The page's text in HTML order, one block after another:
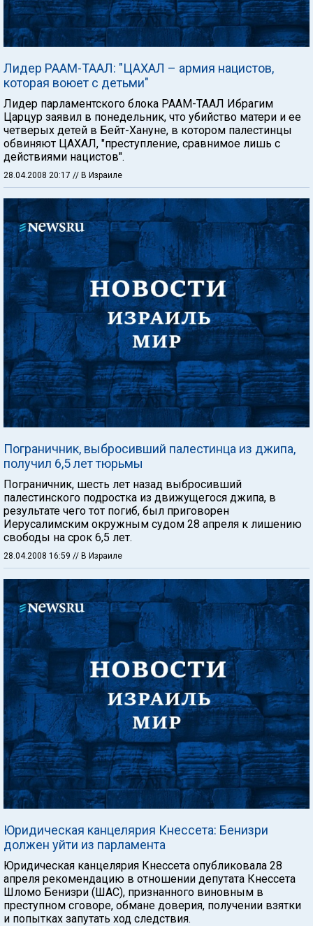
Лидер РААМ-ТААЛ: "ЦАХАЛ – армия нацистов,
которая воюет с детьми"
Лидер парламентского блока РААМ-ТААЛ Ибрагим
Царцур заявил в понедельник, что убийство матери и ее
четверых детей в Бейт-Хануне, в котором палестинцы
обвиняют ЦАХАЛ, "преступление, сравнимое лишь с
действиями нацистов".
28.04.2008 20:17 // В Израиле
Пограничник, выбросивший палестинца из джипа,
получил 6,5 лет тюрьмы
Пограничник, шесть лет назад выбросивший
палестинского подростка из движущегося джипа, в
результате чего тот погиб, был приговорен
Иерусалимским окружным судом 28 апреля к лишению
свободы на срок 6,5 лет.
28.04.2008 16:59 // В Израиле
Юридическая канцелярия Кнессета: Бенизри
должен уйти из парламента
Юридическая канцелярия Кнессета опубликовала 28
апреля рекомендацию в отношении депутата Кнессета
Шломо Бенизри (ШАС), признанного виновным в
преступном сговоре, обмане доверия, получении взятки
и попытках запутать ход следствия.